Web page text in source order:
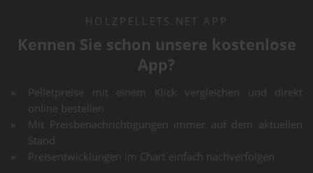
HOLZPELLETS.NET APP
Kennen Sie schon unsere kostenlose
App?
Pelletpreise mit einem Klick vergleichen und direkt
online bestellen
Mit Preisbenachrichtigungen immer auf dem aktuellen
Stand
Preisentwicklungen im Chart einfach nachverfolgen